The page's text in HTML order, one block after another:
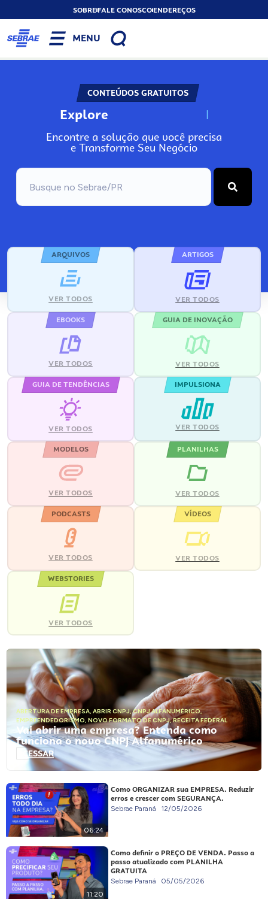
SOBREFALE CONOSCOENDEREÇOS
MENU
CONTEÚDOS GRATUITOS
Explore N
Encontre a solução que você precisa
e Transforme Seu Negócio
ARQUIVOS
VER TODOS
ARTIGOS
VER TODOS
EBOOKS
VER TODOS
GUIA DE INOVAÇÃO
VER TODOS
GUIA DE TENDÊNCIAS
VER TODOS
IMPULSIONA
VER TODOS
MODELOS
VER TODOS
PLANILHAS
VER TODOS
PODCASTS
VER TODOS
VÍDEOS
VER TODOS
WEBSTORIES
VER TODOS
ABERTURA DE EMPRESA, ABRIR CNPJ,CNPJ ALFANUMÉRICO,
EMPREENDEDORISMO, NOVO FORMATO DE CNPJ,RECEITA FEDERAL
Vai abrir uma empresa? Entenda como
funciona o novo CNPJ Alfanumérico
ACESSAR
06:24
Como ORGANIZAR sua EMPRESA. Reduzir
erros e crescer com SEGURANÇA.
Sebrae Paraná 12/05/2026
11:20
Como definir o PREÇO DE VENDA. Passo a
passo atualizado com PLANILHA
GRATUITA
Sebrae Paraná 05/05/2026